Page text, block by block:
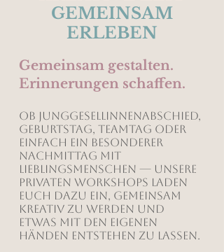
GEMEINSAM
ERLEBEN
Gemeinsam gestalten.
Erinnerungen schaffen.
Ob Junggesellinnenabschied,
Geburtstag, Teamtag oder
einfach ein besonderer
Nachmittag mit
Lieblingsmenschen — unsere
privaten Workshops laden
euch dazu ein, gemeinsam
kreativ zu werden und
etwas mit den eigenen
Händen entstehen zu lassen.